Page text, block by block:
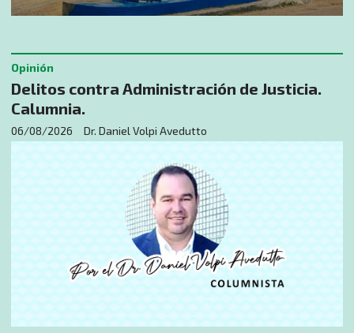
Delitos contra Administración de Justicia.
Calumnia.
Dr. Daniel Volpi Avedutto
Opinión
06/08/2026